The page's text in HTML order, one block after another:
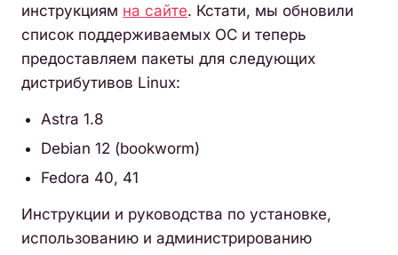
инструкциям на сайте. Кстати, мы обновили
список поддерживаемых ОС и теперь
предоставляем пакеты для следующих
дистрибутивов Linux:
Astra 1.8
Debian 12 (bookworm)
Fedora 40, 41
Инструкции и руководства по установке,
использованию и администрированию